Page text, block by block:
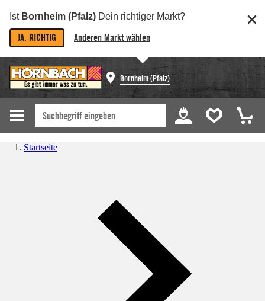
Ist Bornheim (Pfalz) Dein richtiger Markt?
JA, RICHTIG Anderen Markt wählen
Bornheim (Pfalz)
Startseite